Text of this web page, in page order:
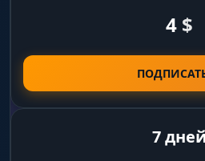
даже во время массовых
эффектов.
Config (Конфигурация)
4 $
7 дней